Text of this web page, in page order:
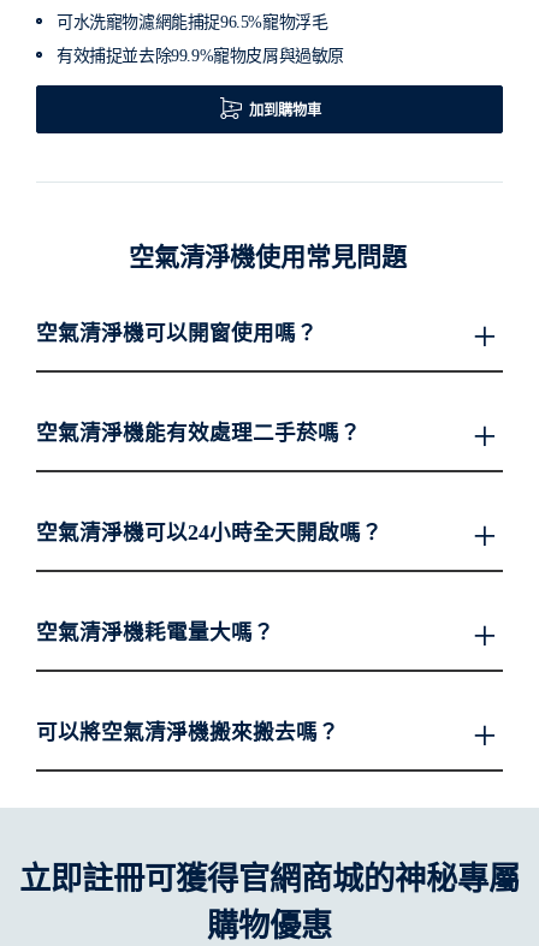
可水洗寵物濾網能捕捉96.5%寵物浮毛
有效捕捉並去除99.9%寵物皮屑與過敏原
加到購物車
空氣清淨機使用常見問題
空氣清淨機可以開窗使用嗎？
空氣清淨機能有效處理二手菸嗎？
空氣清淨機可以24小時全天開啟嗎？
空氣清淨機耗電量大嗎？
可以將空氣清淨機搬來搬去嗎？
立即註冊可獲得官網商城的神秘專屬
購物優惠